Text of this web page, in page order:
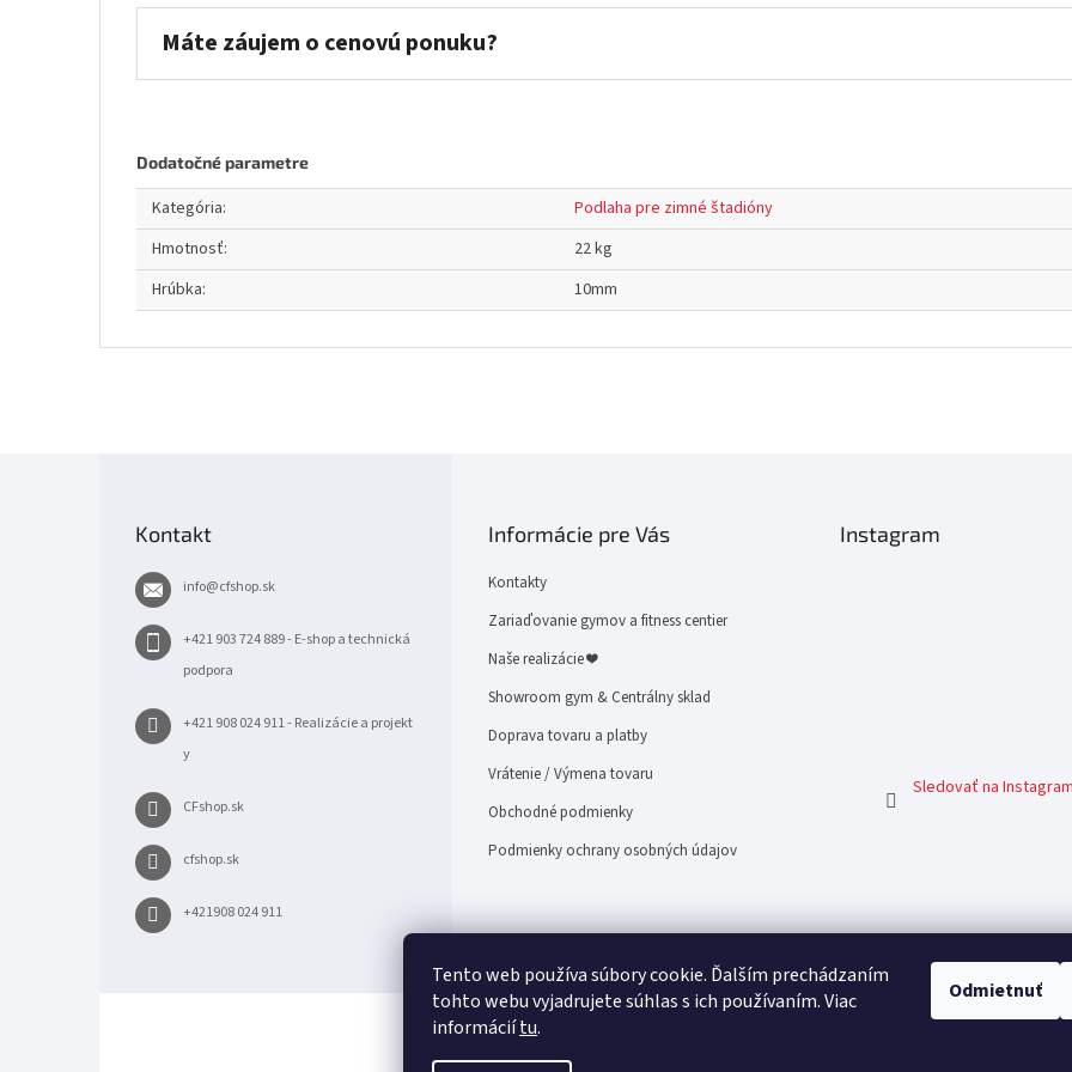
Tento web používa súbory cookie. Ďalším prechádzaním
tohto webu vyjadrujete súhlas s ich používaním. Viac
informáciítu.
Odmietnuť
Máte záujem o cenovú ponuku?
Dodatočné parametre
Kategória:
Podlaha pre zimné štadióny
Hmotnosť:
22 kg
Hrúbka: 10mm
Kontakt
info@cfshop.sk
+421 903 724 889 - E-shop a technická
podpora
+421 908 024 911 - Realizácie a projekt
y
CFshop.sk
cfshop.sk
+421908 024 911
Informácie pre Vás
Kontakty
Zariaďovanie gymov a fitness centier
Naše realizácie ❤
Showroom gym & Centrálny sklad
Doprava tovaru a platby
Vrátenie / Výmena tovaru
Obchodné podmienky
Podmienky ochrany osobných údajov
Instagram
Sledovať na